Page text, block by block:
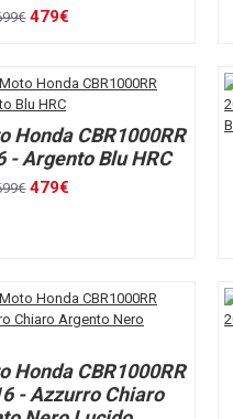
479€
Honda CBR1000RR
- Argento Blu HRC
479€
Honda CBR1000RR
- Azzurro Chiaro